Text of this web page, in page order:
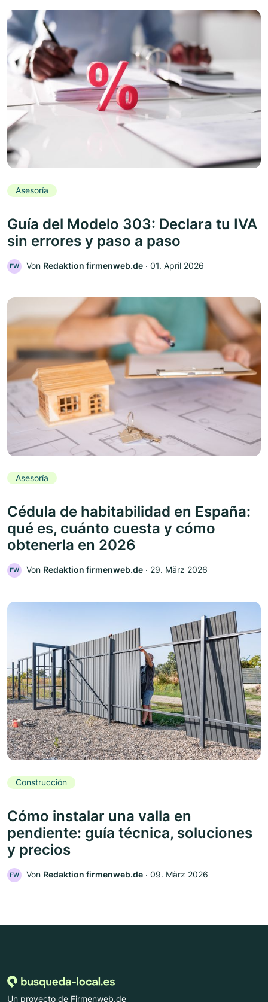
Asesoría
Guía del Modelo 303: Declara tu IVA
sin errores y paso a paso
FW Von Redaktion firmenweb.de ‧ 01. April 2026
Asesoría
Cédula de habitabilidad en España:
qué es, cuánto cuesta y cómo
obtenerla en 2026
FW Von Redaktion firmenweb.de ‧ 29. März 2026
Construcción
Cómo instalar una valla en
pendiente: guía técnica, soluciones
y precios
FW Von Redaktion firmenweb.de ‧ 09. März 2026
Un proyecto de Firmenweb.de